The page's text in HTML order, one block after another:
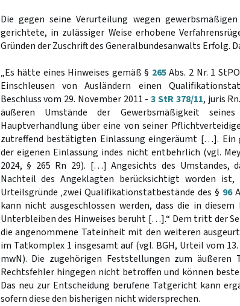
Die gegen seine Verurteilung wegen
gerichtete, in zulässiger Weise erhobene
Gründen der Zuschrift des Generalbundesanwalts Erfolg.
„Es hätte eines Hinweises gemäß § 265Abs. 2 Nr. 1
Einschleusen von Ausländern einen
Beschluss vom 29. November 2011 -3 StR 378/11, juris
äußeren Umstände der Gewerbsmäßigkeit
Hauptverhandlung über eine von seiner
zutreffend bestätigten Einlassung eingeräumt […].
der eigenen Einlassung indes nicht entbehrlich (vgl.
2024, § 265 Rn 29). […] Angesichts des Umstandes,
Nachteil des Angeklagten berücksichtigt worden
Urteilsgründe ‚zwei Qualifikationstatbestände des § 96
kann nicht ausgeschlossen werden, dass die in
Unterbleiben des Hinweises beruht […].“ Dem tritt der
die angenommene Tateinheit mit den weiteren
im Tatkomplex 1 insgesamt auf (vgl. BGH, Urteil vom
mwN). Die zugehörigen Feststellungen zum äußeren
Rechtsfehler hingegen nicht betroffen und können
Das neu zur Entscheidung berufene Tatgericht kann
sofern diese den bisherigen nicht widersprechen.